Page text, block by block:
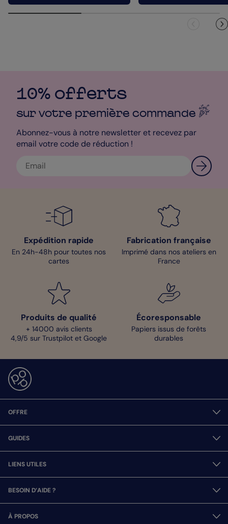
10% offerts
sur votre première commande
Abonnez-vous à notre newsletter et recevez par
email votre code de réduction !
Expédition rapide
En 24h-48h pour toutes nos
cartes
Fabrication française
Imprimé dans nos ateliers en
France
Produits de qualité
+ 14000 avis clients
4,9/5 sur Trustpilot et Google
Écoresponsable
Papiers issus de forêts
durables
OFFRE
GUIDES
LIENS UTILES
BESOIN D’AIDE ?
À PROPOS